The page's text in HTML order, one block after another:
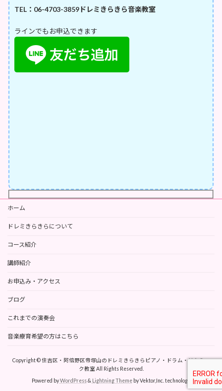
TEL：06-4703-3859ドレミきらきら音楽教室
ラインでもお申込できます
ホーム
ドレミきらきらについて
コース紹介
講師紹介
お申込み・アクセス
ブログ
これまでの演奏会
音楽療育希望の方はこちら
Copyright © 住吉区・阿倍野区帝塚山のドレミきらきらピアノ・ドラム・リトミッ
ク教室 All Rights Reserved.
Powered byWordPress& Lightning Themeby Vektor,Inc. technology.